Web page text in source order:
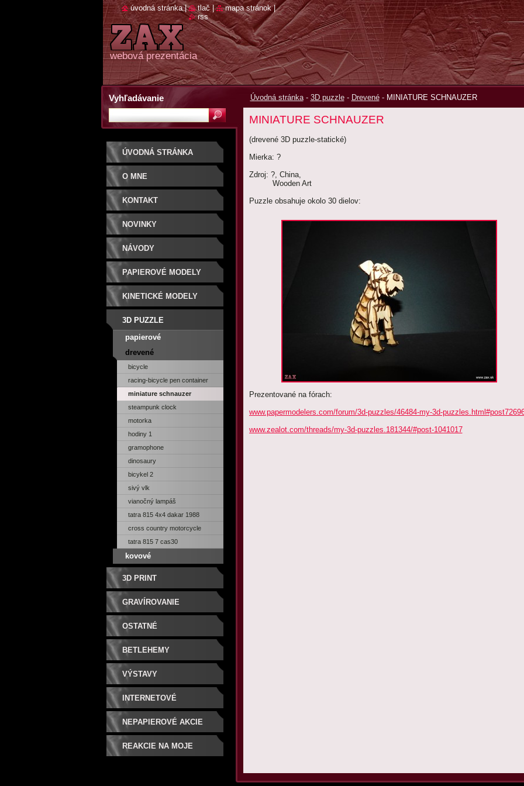
webová prezentácia
Úvodná stránka - 3D puzzle - Drevené - MINIATURE SCHNAUZER
MINIATURE SCHNAUZER
(drevené 3D puzzle-statické)
Mierka: ?
Zdroj: ?, China,
Wooden Art
Puzzle obsahuje okolo 30 dielov:
Prezentované na fórach:
www.papermodelers.com/forum/3d-puzzles/46484-my-3d-
www.zealot.com/threads/my-3d-puzzles.181344/#post-1041017
ÚVODNÁ STRÁNKA
O MNE
KONTAKT
NOVINKY
NÁVODY
PAPIEROVÉ MODELY
KINETICKÉ MODELY
3D PUZZLE
papierové
drevené
bicycle
racing-bicycle pen container
miniature schnauzer
steampunk clock
motorka
hodiny 1
gramophone
dinosaury
bicykel 2
sivý vlk
vianočný lampáš
tatra 815 4x4 dakar 1988
cross country motorcycle
tatra 815 7 cas30
kovové
3D PRINT
GRAVÍROVANIE
OSTATNÉ
BETLEHEMY
VÝSTAVY
INTERNETOVÉ
SÚŤAŽE/CENY
NEPAPIEROVÉ AKCIE
REAKCIE NA MOJE
Vyhľadávanie
úvodná stránka | tlač | mapa stránok |
rss